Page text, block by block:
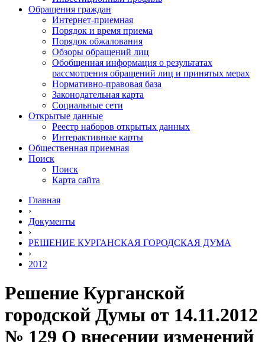
Обращения граждан
Интернет-приемная
Порядок и время приема
Порядок обжалования
Обзоры обращений лиц
Обобщенная информация о результатах
рассмотрения обращений лиц и принятых мерах
Нормативно-правовая база
Законодательная карта
Социальные сети
Открытые данные
Реестр наборов открытых данных
Интерактивные карты
Общественная приемная
Поиск
Поиск
Карта сайта
Главная
›
Документы
›
РЕШЕНИЕ КУРГАНСКАЯ ГОРОДСКАЯ ДУМА
›
2012
Решение Курганской
городской Думы от 14.11.2012
№ 129 О внесении изменений